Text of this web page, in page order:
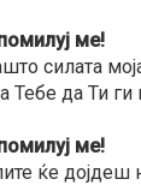
ме!
силата
Тебе да Ти
ме!
ќе